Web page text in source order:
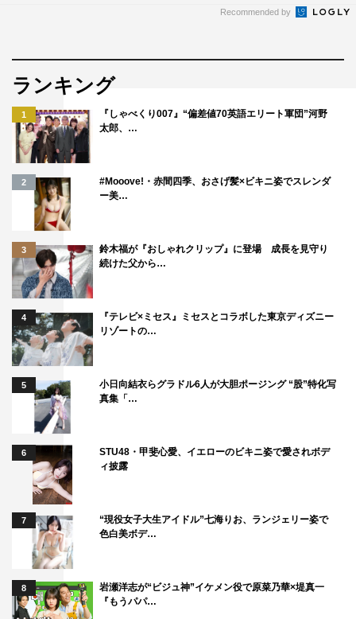
Recommended by
ランキング
1
『しゃべくり007』“偏差値70英語エリート軍団”河野
太郎、…
2
#Mooove!・赤間四季、おさげ髪×ビキニ姿でスレンダ
ー美…
3
鈴木福が『おしゃれクリップ』に登場 成長を見守り
続けた父から…
4
『テレビ×ミセス』ミセスとコラボした東京ディズニー
リゾートの…
5
小日向結衣らグラドル6人が大胆ポージング “股”特化写
真集「…
6
STU48・甲斐心愛、イエローのビキニ姿で愛されボデ
ィ披露
7
“現役女子大生アイドル”七海りお、ランジェリー姿で
色白美ボデ…
8
岩瀬洋志が“ビジュ神”イケメン役で原菜乃華×堤真一
『もうパパ…